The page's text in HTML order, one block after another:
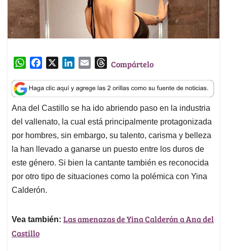
W
a
t
s
A
p
p
c
e
b
o
o
k
n
k
e
d
I
n
a
i
T
r
e
a
d
s
Compártelo
Ana del Castillo se ha ido abriendo paso en la industria
del vallenato, la cual está principalmente protagonizada
por hombres, sin embargo, su talento, carisma y belleza
la han llevado a ganarse un puesto entre los duros de
este género. Si bien la cantante también es reconocida
por otro tipo de situaciones como la polémica con Yina
Calderón.
Vea también: Las amenazas de Yina Calderón a Ana del
Castillo